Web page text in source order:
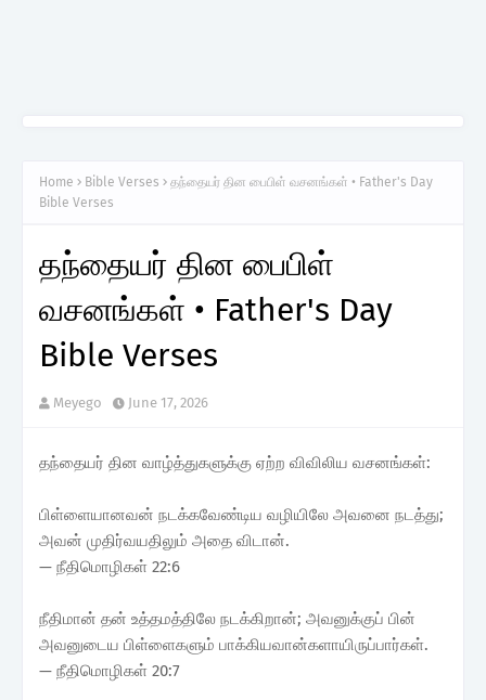
Home Bible Verses
தந்தையர் தின பைபிள் வசனங்கள் • Father's Day
Bible Verses
தந்தையர் தின பைபிள்
வசனங்கள் • Father's Day
Bible Verses
Meyego June 17, 2026
தந்தையர் தின வாழ்த்துகளுக்கு ஏற்ற விவிலிய வசனங்கள்:
பிள்ளையானவன் நடக்கவேண்டிய வழியிலே அவனை நடத்து;
அவன் முதிர்வயதிலும் அதை விடான்.
— நீதிமொழிகள் 22:6
நீதிமான் தன் உத்தமத்திலே நடக்கிறான்; அவனுக்குப் பின்
அவனுடைய பிள்ளைகளும் பாக்கியவான்களாயிருப்பார்கள்.
— நீதிமொழிகள் 20:7